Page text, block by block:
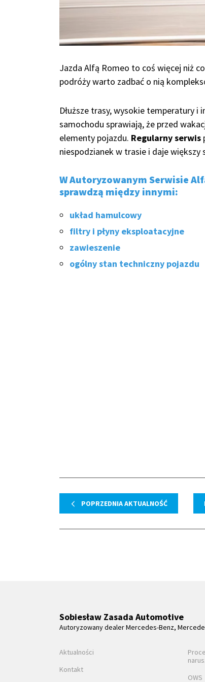
Jazda Alfą Romeo to coś więcej niż
podróży warto zadbać o nią
Dłuższe trasy, wysokie temperatury i
samochodu sprawiają, że przed
elementy pojazdu. Regularny serwis
niespodzianek w trasie i daje większy
W Autoryzowanym Serwisie
sprawdzą między innymi:
układ hamulcowy
filtry i płyny eksploatacyjne
zawieszenie
ogólny stan techniczny pojazdu
POPRZEDNIA AKTUALNOŚĆ
Sobiesław Zasada Automotive
Autoryzowany dealer Mercedes-Benz,
Aktualności
Kontakt
OWS